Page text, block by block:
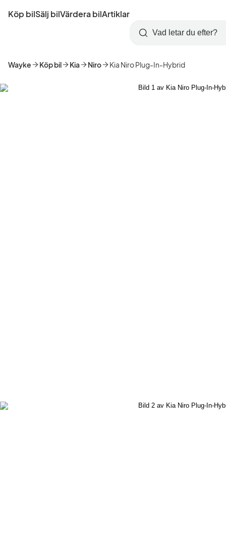
till
Startsida
Köp bilSälj bilVärdera bilArtiklar
Skapa
konto
Logga
in
Sök
Wayke Köp bil Kia Niro Kia Niro Plug-In-Hybrid